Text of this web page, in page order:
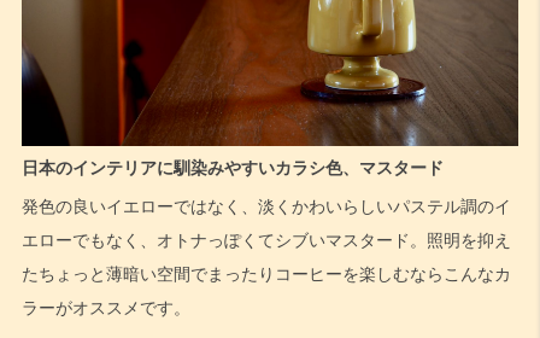
日本のインテリアに馴染みやすいカラシ色、マスタード
発色の良いイエローではなく、淡くかわいらしいパステル調のイ
エローでもなく、オトナっぽくてシブいマスタード。照明を抑え
たちょっと薄暗い空間でまったりコーヒーを楽しむならこんなカ
ラーがオススメです。